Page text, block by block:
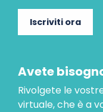
Iscriviti ora
Avete
Rivolgete le
virtuale, che è a